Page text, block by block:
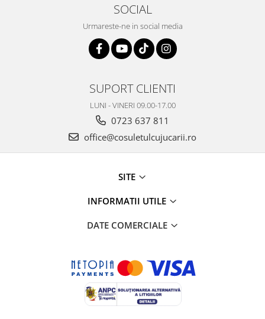
SOCIAL
Urmareste-ne in social media
SUPORT CLIENTI
LUNI - VINERI 09.00-17.00
0723 637 811
office@cosuletulcujucarii.ro
SITE
INFORMATII UTILE
DATE COMERCIALE